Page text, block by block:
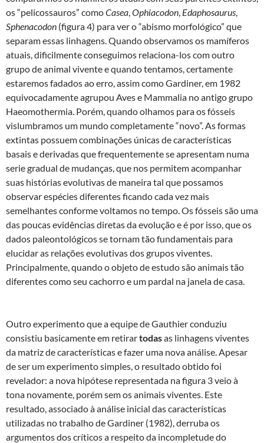
os “pelicossauros” comoCasea Ophiacodon Edaphosaurus
Sphenacodon (figura 4) para ver o “abismo morfológico” que
separam essas linhagens. Quando observamos os mamíferos
atuais, dificilmente conseguimos relaciona-los com outro
grupo de animal vivente e quando tentamos, certamente
estaremos fadados ao erro, assim como Gardiner, em 1982
equivocadamente agrupou Aves e Mammalia no antigo grupo
Haeomothermia. Porém, quando olhamos para os fósseis
vislumbramos um mundo completamente “novo”. As formas
extintas possuem combinações únicas de características
basais e derivadas que frequentemente se apresentam numa
serie gradual de mudanças, que nos permitem acompanhar
suas histórias evolutivas de maneira tal que possamos
observar espécies diferentes ficando cada vez mais
semelhantes conforme voltamos no tempo. Os fósseis são uma
das poucas evidências diretas da evolução e é por isso, que os
dados paleontológicos se tornam tão fundamentais para
elucidar as relações evolutivas dos grupos viventes.
Principalmente, quando o objeto de estudo são animais tão
diferentes como seu cachorro e um pardal na janela de casa.
Outro experimento que a equipe de Gauthier conduziu
consistiu basicamente em retirartodasas linhagens viventes
da matriz de características e fazer uma nova análise. Apesar
de ser um experimento simples, o resultado obtido foi
revelador: a nova hipótese representada na figura 3 veio à
tona novamente, porém sem os animais viventes. Este
resultado, associado à análise inicial das características
utilizadas no trabalho de Gardiner (1982), derruba os
argumentos dos críticos a respeito da incompletude do